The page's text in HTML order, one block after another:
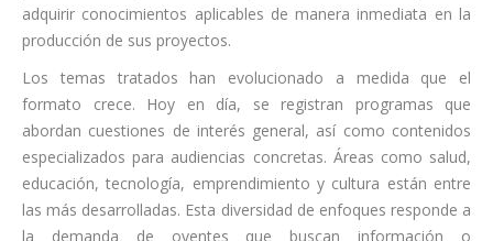
adquirir conocimientos aplicables de manera inmediata en la
producción de sus proyectos.
Los temas tratados han evolucionado a medida que el
formato crece. Hoy en día, se registran programas que
abordan cuestiones de interés general, así como contenidos
especializados para audiencias concretas. Áreas como salud,
educación, tecnología, emprendimiento y cultura están entre
las más desarrolladas. Esta diversidad de enfoques responde a
la demanda de oyentes que buscan información o